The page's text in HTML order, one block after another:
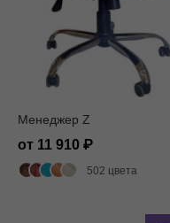
Менеджер Z
от 11 910
502 цвета